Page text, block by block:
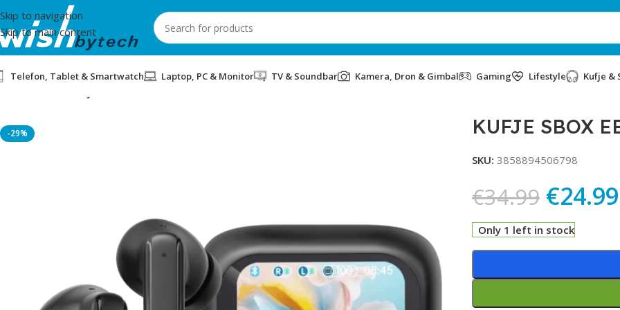
Skip to navigation
Skip to main content
Telefon, Tablet & Smartwatch Laptop, PC & Monitor TV & Soundbar Kamera, Dron & Gimbal Gaming Lifestyle Kufje &
-29% KUFJE SBOX
SKU: 3858894506798
€34.99 €24.99
Only 1 left in stock